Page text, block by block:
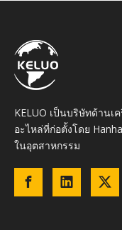
KELUO เป็นบริษัทด้านเ
อะไหล่ที่ก่อตั้งโดย
ในอุตสาหกรรม